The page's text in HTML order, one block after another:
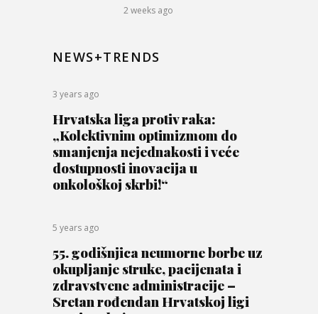
2 weeks ago
NEWS+TRENDS
3 years ago
Hrvatska liga protiv raka:
„Kolektivnim optimizmom do
smanjenja nejednakosti i veće
dostupnosti inovacija u
onkološkoj skrbi!“
5 years ago
55. godišnjica neumorne borbe uz
okupljanje struke, pacijenata i
zdravstvene administracije –
Sretan rođendan Hrvatskoj ligi